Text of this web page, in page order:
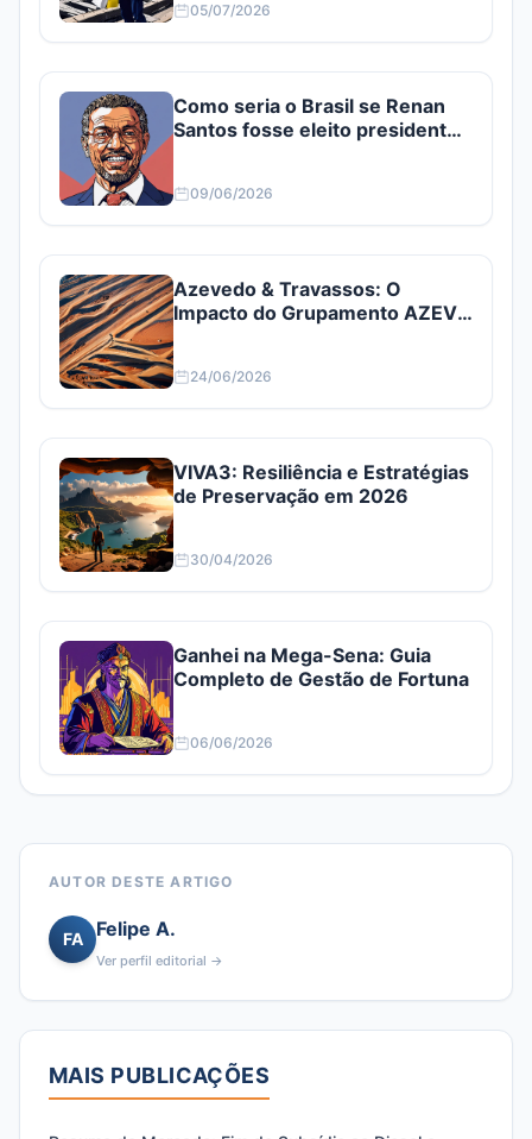
05/07/2026
Como seria o Brasil se Renan
Santos fosse eleito presidente?
09/06/2026
Azevedo & Travassos: O
Impacto do Grupamento AZEV3
24/06/2026
VIVA3: Resiliência e Estratégias
de Preservação em 2026
30/04/2026
Ganhei na Mega-Sena: Guia
Completo de Gestão de Fortuna
06/06/2026
AUTOR DESTE ARTIGO
FA Felipe A.
Ver perfil editorial →
MAIS PUBLICAÇÕES